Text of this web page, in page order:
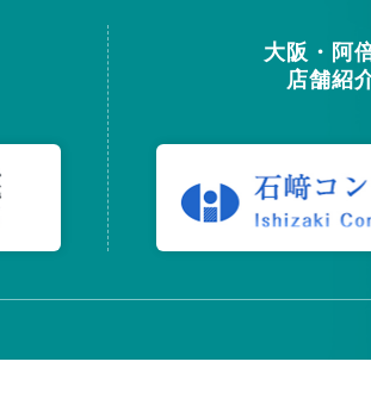
大阪・阿
店舗紹